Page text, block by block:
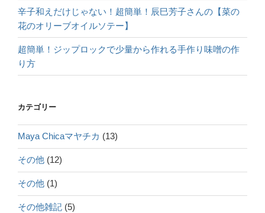
辛子和えだけじゃない！超簡単！辰巳芳子さんの【菜の
花のオリーブオイルソテー】
超簡単！ジップロックで少量から作れる手作り味噌の作
り方
カテゴリー
Maya Chicaマヤチカ (13)
その他 (12)
その他 (1)
その他雑記 (5)